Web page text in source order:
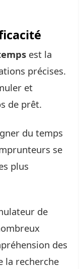
est la
précises.
et
de prêt.
du temps
se
plus
de
des
la recherche